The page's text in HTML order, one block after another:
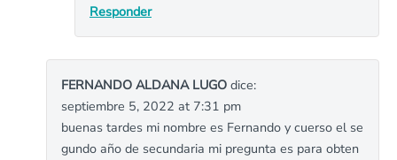
Responder
FERNANDO ALDANA LUGO dice:
septiembre 5, 2022 at 7:31 pm
buenas tardes mi nombre es Fernando y cuerso el se
gundo año de secundaria mi pregunta es para obten